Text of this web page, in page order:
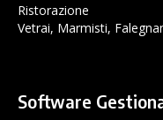
Ristorazione
Vetrai, Marmisti,
Software